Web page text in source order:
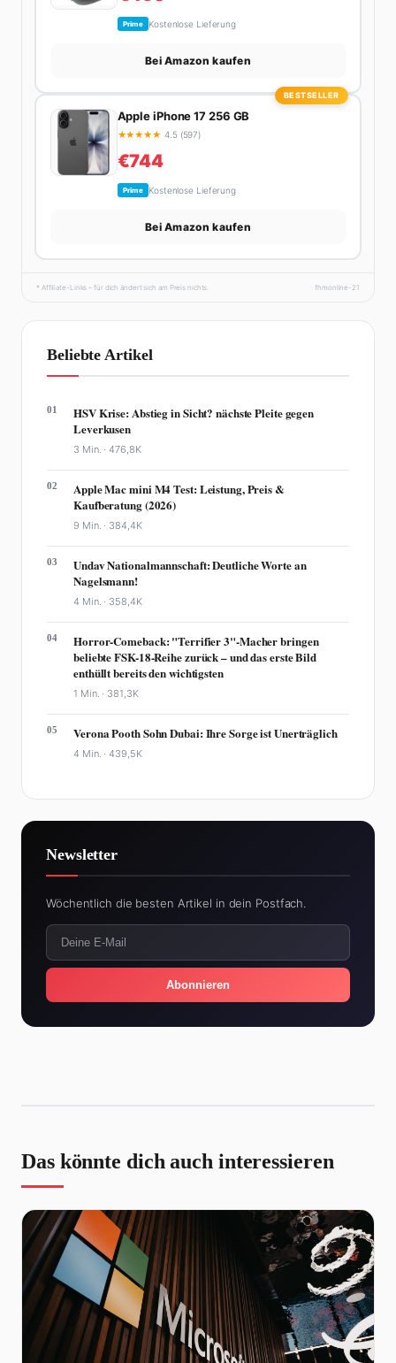
Prime Kostenlose Lieferung
Bei Amazon kaufen
BESTSELLER
Apple iPhone 17 256 GB
★★★★★ 4.5 (597)
€744
Prime Kostenlose Lieferung
Bei Amazon kaufen
* Affiliate-Links – für dich ändert sich am Preis nichts. fhmonline-21
Beliebte Artikel
01
HSV Krise: Abstieg in Sicht? nächste Pleite gegen
Leverkusen
3 Min. ·476,8K
02
Apple Mac mini M4 Test: Leistung, Preis &
Kaufberatung (2026)
9 Min. · 384,4K
03
Undav Nationalmannschaft: Deutliche Worte an
Nagelsmann!
4 Min. · 358,4K
04
Horror-Comeback: "Terrifier 3"-Macher bringen
beliebte FSK-18-Reihe zurück – und das erste Bild
enthüllt bereits den wichtigsten
1 Min. · 381,3K
05 Verona Pooth Sohn Dubai: Ihre Sorge ist Unerträglich
4 Min. ·439,5K
Newsletter
Wöchentlich die besten Artikel in dein Postfach.
Abonnieren
Das könnte dich auch interessieren